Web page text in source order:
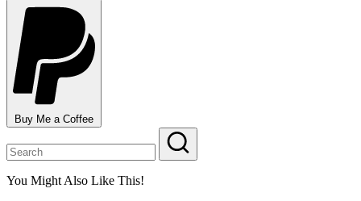
Buy Me a Coffee
You Might Also Like This!